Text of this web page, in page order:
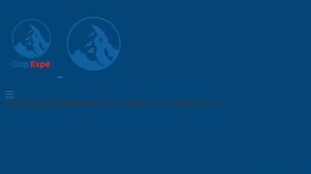
Collaborative Network for Wilderness Enthusiasts